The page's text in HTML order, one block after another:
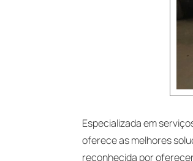
Especializada em
oferece as melhores
reconhecida por